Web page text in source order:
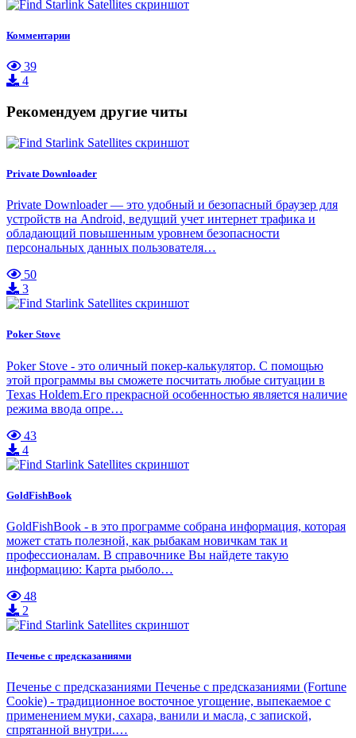
Комментарии
39
4
Рекомендуем другие читы
Private Downloader
Private Downloader — это удобный и безопасный браузер для
устройств на Android, ведущий учет интернет трафика и
обладающий повышенным уровнем безопасности
персональных данных пользователя…
50
3
Poker Stove
Poker Stove - это оличный покер-калькулятор. С помощью
этой программы вы сможете посчитать любые ситуации в
Texas Holdem.Его прекрасной особенностью является наличие
режима ввода опре…
43
4
GoldFishBook
GoldFishBook - в это программе собрана информация, которая
может стать полезной, как рыбакам новичкам так и
профессионалам. В справочнике Вы найдете такую
информацию: Карта рыболо…
48
2
Печенье с предсказаниями
Печенье с предсказаниями Печенье с предсказаниями (Fortune
Cookie) - традиционное восточное угощение, выпекаемое с
применением муки, сахара, ванили и масла, с запиской,
спрятанной внутри.…